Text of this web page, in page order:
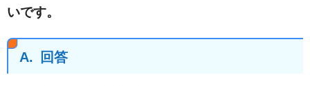
いです。
A. 回答